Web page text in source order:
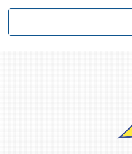
Appels d'offres du
Plan de
Bulletin Le